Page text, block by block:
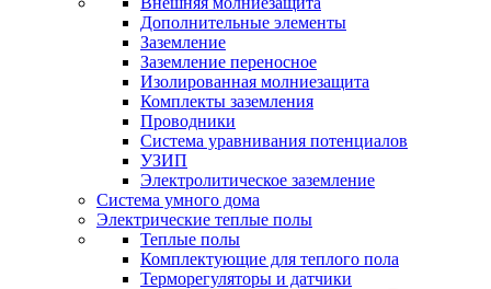
Дополнительные элементы
Заземление
Заземление переносное
Изолированная молниезащита
Комплекты заземления
Проводники
Система уравнивания потенциалов
УЗИП
Электролитическое заземление
Система умного дома
Электрические теплые полы
Теплые полы
Комплектующие для теплого пола
Терморегуляторы и датчики